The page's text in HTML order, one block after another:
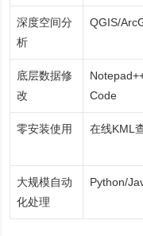
深度空间分
析
QGIS/
底层数据修
改
Code
零安装使用 在线KML
大规模自动
化处理
Python/